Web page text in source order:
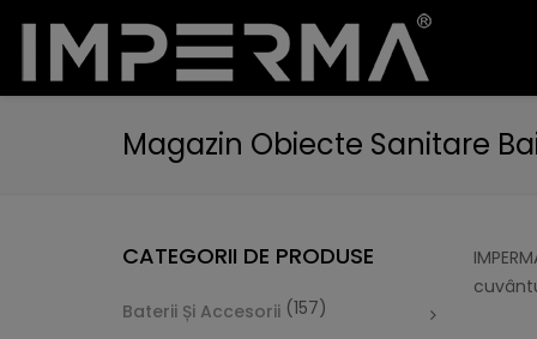
Magazin Obiecte Sanitare
CATEGORII DE PRODUSE
Baterii Și Accesorii (157)